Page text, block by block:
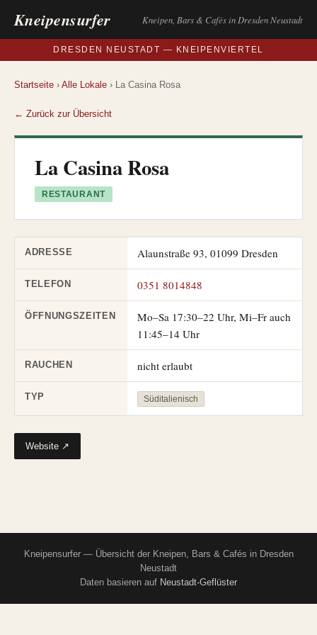
Kneipensurfer Kneipen, Bars & Cafés in Dresden Neustadt
DRESDEN NEUSTADT — KNEIPENVIERTEL
Startseite › Alle Lokale › La Casina Rosa
← Zurück zur Übersicht
La Casina Rosa
RESTAURANT
ADRESSE Alaunstraße 93, 01099 Dresden
TELEFON 0351 8014848
ÖFFNUNGSZEITEN
Mo–Sa 17:30–22 Uhr, Mi–Fr auch
11:45–14 Uhr
RAUCHEN nicht erlaubt
TYP Süditalienisch
Website ↗
Kneipensurfer — Übersicht der Kneipen, Bars & Cafés in Dresden
Neustadt
Daten basieren auf Neustadt-Geflüster